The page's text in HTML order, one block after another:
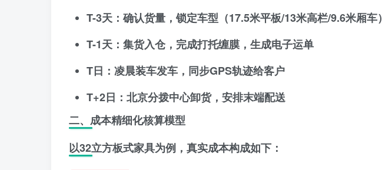
T-3天 ：确认货量，锁定车型（17.5米平板/13米高栏/9.6米厢车）
T-1天 ：集货入仓，完成打托缠膜，生成电子运单
T日 ：凌晨装车发车，同步GPS轨迹给客户
T+2日 ：北京分拨中心卸货，安排末端配送
二、成本精细化核算模型
以32立方板式家具为例，真实成本构成如下：